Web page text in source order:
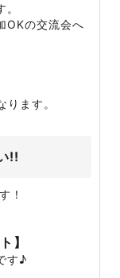
OKの交流会へ
ます。
!!
！
】
す♪